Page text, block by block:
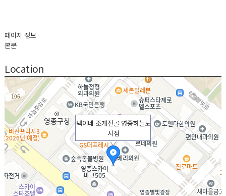
페이지 정보
본문
Location
택이네 조개전골 영종하늘도
시점